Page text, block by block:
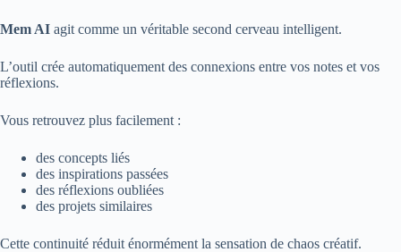
Mem AI agit comme un véritable second cerveau intelligent.
L’outil crée automatiquement des connexions entre vos notes et vos
réflexions.
Vous retrouvez plus facilement :
des concepts liés
des inspirations passées
des réflexions oubliées
des projets similaires
Cette continuité réduit énormément la sensation de chaos créatif.